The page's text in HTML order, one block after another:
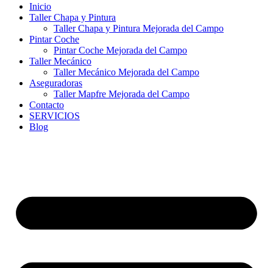
Inicio
Taller Chapa y Pintura
Taller Chapa y Pintura Mejorada del Campo
Pintar Coche
Pintar Coche Mejorada del Campo
Taller Mecánico
Taller Mecánico Mejorada del Campo
Aseguradoras
Taller Mapfre Mejorada del Campo
Contacto
SERVICIOS
Blog